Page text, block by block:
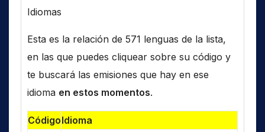
Idiomas
Esta es la relación de 571 lenguas de la lista,
en las que puedes cliquear sobre su código y
te buscará las emisiones que hay en ese
idioma en estos momentos.
CódigoIdioma